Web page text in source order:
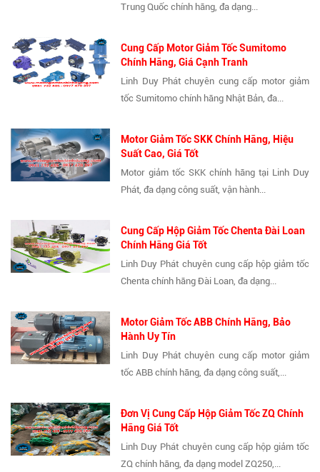
Trung Quốc chính hãng, đa dạng...
Cung Cấp Motor Giảm Tốc Sumitomo
Chính Hãng, Giá Cạnh Tranh
Linh Duy Phát chuyên cung cấp motor giảm
tốc Sumitomo chính hãng Nhật Bản, đa...
Motor Giảm Tốc SKK Chính Hãng, Hiệu
Suất Cao, Giá Tốt
Motor giảm tốc SKK chính hãng tại Linh Duy
Phát, đa dạng công suất, vận hành...
Cung Cấp Hộp Giảm Tốc Chenta Đài Loan
Chính Hãng Giá Tốt
Linh Duy Phát chuyên cung cấp hộp giảm tốc
Chenta chính hãng Đài Loan, đa dạng...
Motor Giảm Tốc ABB Chính Hãng, Bảo
Hành Uy Tín
Linh Duy Phát chuyên cung cấp motor giảm
tốc ABB chính hãng, đa dạng công suất,...
Đơn Vị Cung Cấp Hộp Giảm Tốc ZQ Chính
Hãng Giá Tốt
Linh Duy Phát chuyên cung cấp hộp giảm tốc
ZQ chính hãng, đa dạng model ZQ250,...